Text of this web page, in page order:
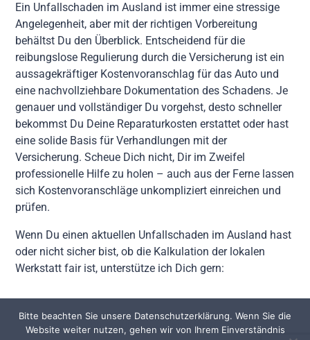
Ein Unfallschaden im Ausland ist immer eine stressige
Angelegenheit, aber mit der richtigen Vorbereitung
behältst Du den Überblick. Entscheidend für die
reibungslose Regulierung durch die Versicherung ist ein
aussagekräftiger Kostenvoranschlag für das Auto und
eine nachvollziehbare Dokumentation des Schadens. Je
genauer und vollständiger Du vorgehst, desto schneller
bekommst Du Deine Reparaturkosten erstattet oder hast
eine solide Basis für Verhandlungen mit der
Versicherung. Scheue Dich nicht, Dir im Zweifel
professionelle Hilfe zu holen – auch aus der Ferne lassen
sich Kostenvoranschläge unkompliziert einreichen und
prüfen.
Wenn Du einen aktuellen Unfallschaden im Ausland hast
oder nicht sicher bist, ob die Kalkulation der lokalen
Werkstatt fair ist, unterstütze ich Dich gern:
Kontakt Impressum Datenschutzerklärung
Bitte beachten Sie unsere Datenschutzerklärung. Wenn Sie die
Website weiter nutzen, gehen wir von Ihrem Einverständnis